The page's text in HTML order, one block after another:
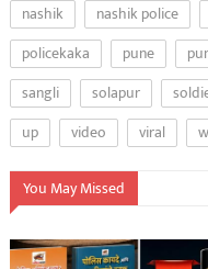
nashik
nashik police
policekaka
pune
sangli
solapur
up
video viral
You May Missed